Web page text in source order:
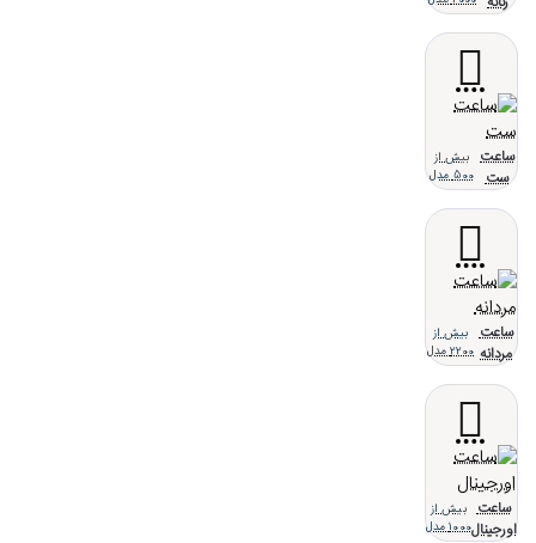
ساعت
ست
بیش از
500 مدل
ساعت
مردانه
بیش از
2200 مدل
ساعت
اورجینال
بیش از
1000 مدل